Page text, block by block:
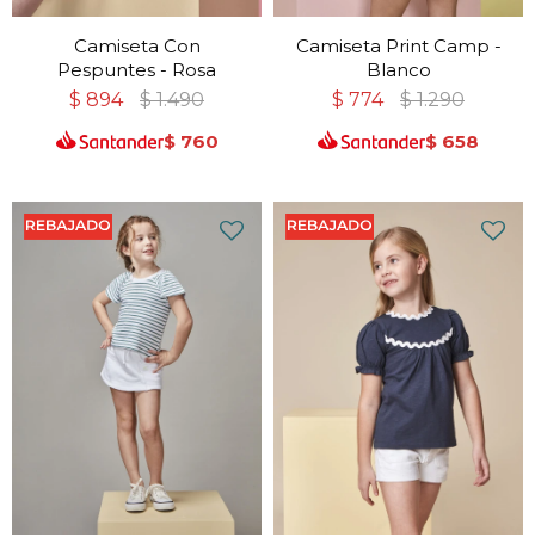
Camiseta Con
Pespuntes - Rosa
$ 894 $ 1.490
$ 760
Camiseta Print Camp -
Blanco
$ 774 $ 1.290
$ 658